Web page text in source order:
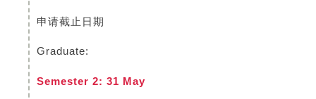
申请截止日期
Graduate:
Semester 2: 31 May